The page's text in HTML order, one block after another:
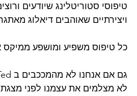
טיפוסי סטוריטלינג שיודעים
ויצירתיים שאוהבים דיאלוג
כל טיפוס משפיע ומושפע ממיקס
גם אם אנחנו לא מהמככבים ב Ted או בטלויזיה,
לא מצלמים את עצמנו לפני